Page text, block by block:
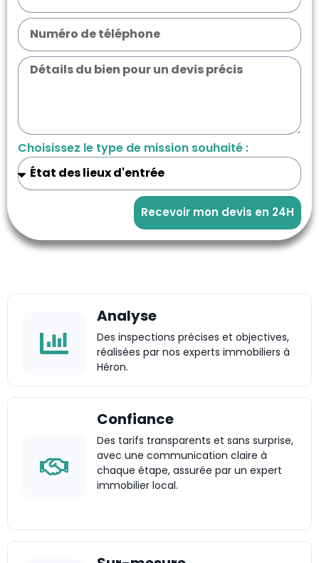
Choisissez le type de mission souhaité :
Recevoir mon devis en 24H
Analyse
Des inspections précises et objectives,
réalisées par nos experts immobiliers à
Héron.
Confiance
Des tarifs transparents et sans surprise,
avec une communication claire à
chaque étape, assurée par un expert
immobilier local.